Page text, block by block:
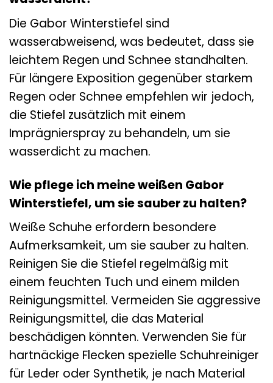
Die Gabor Winterstiefel sind
wasserabweisend, was bedeutet, dass sie
leichtem Regen und Schnee standhalten.
Für längere Exposition gegenüber starkem
Regen oder Schnee empfehlen wir jedoch,
die Stiefel zusätzlich mit einem
Imprägnierspray zu behandeln, um sie
wasserdicht zu machen.
Wie pflege ich meine weißen Gabor
Winterstiefel, um sie sauber zu halten?
Weiße Schuhe erfordern besondere
Aufmerksamkeit, um sie sauber zu halten.
Reinigen Sie die Stiefel regelmäßig mit
einem feuchten Tuch und einem milden
Reinigungsmittel. Vermeiden Sie aggressive
Reinigungsmittel, die das Material
beschädigen könnten. Verwenden Sie für
hartnäckige Flecken spezielle Schuhreiniger
für Leder oder Synthetik, je nach Material